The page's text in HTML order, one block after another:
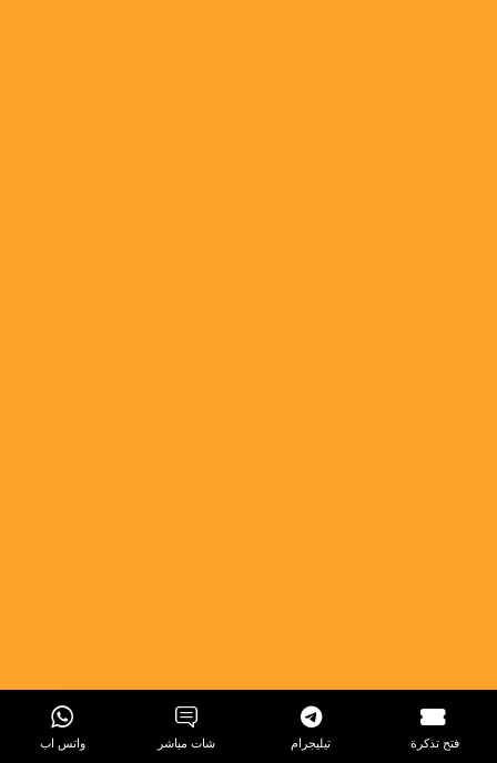
فتح تذكرة تيليجرام شات مباشر واتس اب